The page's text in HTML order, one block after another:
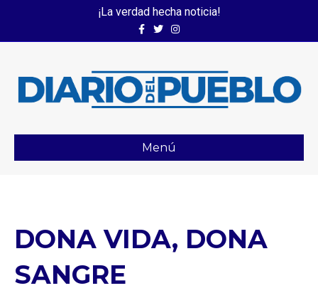
¡La verdad hecha noticia!
FacebookTwitterInstagram
Menú
DONA VIDA, DONA
SANGRE